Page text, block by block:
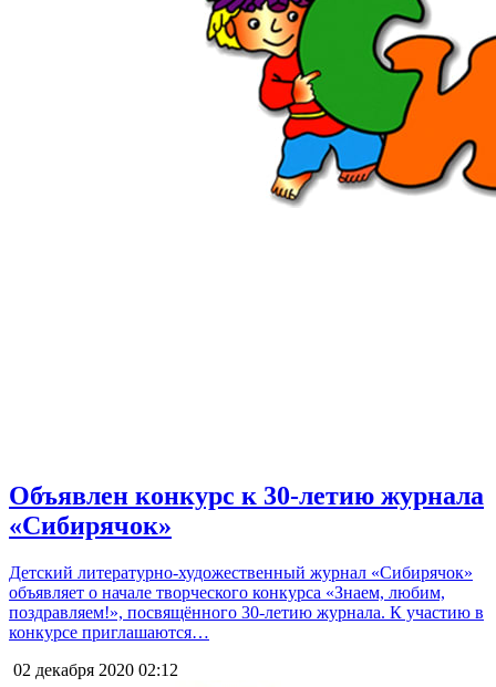
Объявлен конкурс к 30-летию журнала
«Сибирячок»
Детский литературно-художественный журнал «Сибирячок»
объявляет о начале творческого конкурса «Знаем, любим,
поздравляем!», посвящённого 30-летию журнала. К участию в
конкурсе приглашаются…
02 декабря 2020 02:12